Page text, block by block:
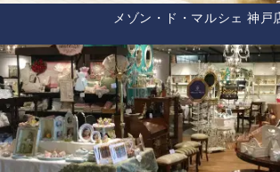
メゾン・ド・マルシェ 神戸